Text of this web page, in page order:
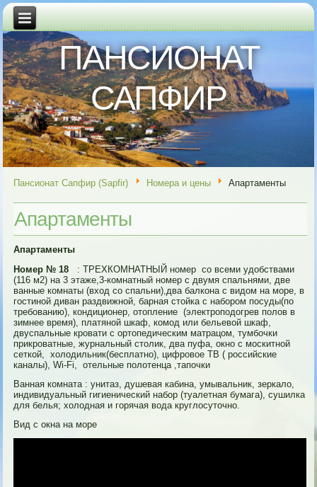
ПАНСИОНАТ
САПФИР
Пансионат Сапфир (Sapfir) Номера и цены Апартаменты
Апартаменты
Апартаменты
Номер № 18 : ТРЕХКОМНАТНЫЙ номер со всеми удобствами
(116 м2) на 3 этаже,3-комнатный номер с двумя спальнями, две
ванные комнаты (вход со спальни),два балкона с видом на море, в
гостиной диван раздвижной, барная стойка с набором посуды(по
требованию), кондиционер, отопление (электроподогрев полов в
зимнее время), платяной шкаф, комод или бельевой шкаф,
двуспальные кровати с ортопедическим матрацом, тумбочки
прикроватные, журнальный столик, два пуфа, окно с москитной
сеткой, холодильник(бесплатно), цифровое ТВ ( российские
каналы), Wi-Fi, отельные полотенца ,тапочки
Ванная комната : унитаз, душевая кабина, умывальник, зеркало,
индивидуальный гигиенический набор (туалетная бумага), сушилка
для белья; холодная и горячая вода круглосуточно.
Вид с окна на море